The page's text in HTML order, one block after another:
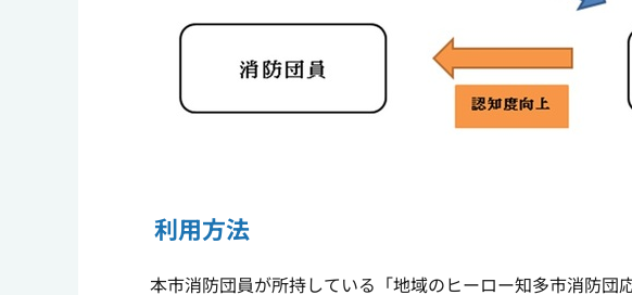
利用方法
本市消防団員が所持している「地域のヒーロー知多市消防